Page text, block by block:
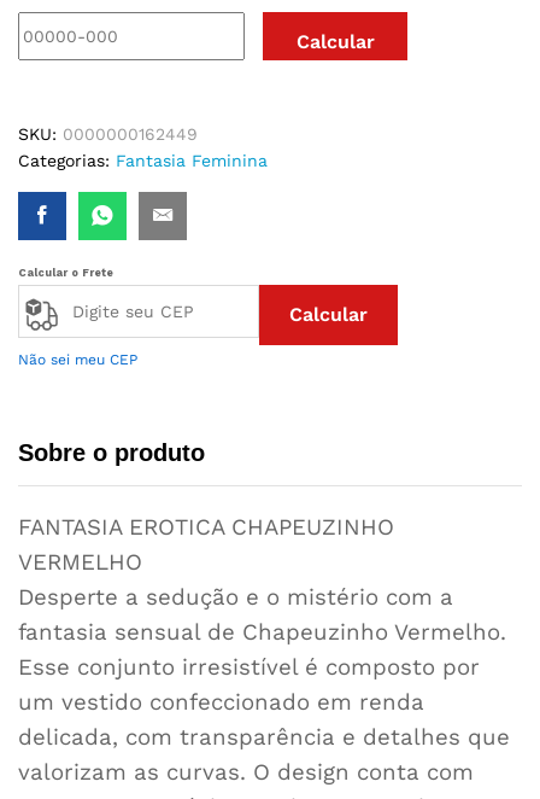
SKU: 0000000162449
Categorias: Fantasia Feminina
Calcular o Frete
Calcular
Não sei meu CEP
Sobre o produto
FANTASIA EROTICA CHAPEUZINHO
VERMELHO
Desperte a sedução e o mistério com a
fantasia sensual de Chapeuzinho Vermelho.
Esse conjunto irresistível é composto por
um vestido confeccionado em renda
delicada, com transparência e detalhes que
valorizam as curvas. O design conta com